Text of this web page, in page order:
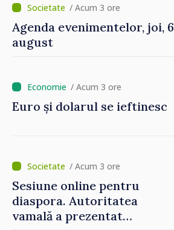
premierul Vasile Tofan, în
vizită la AGE
/ Acum 3 ore
Agenda evenimentelor, joi, 6
august
/ Acum 3 ore
Euro și dolarul se ieftinesc
/ Acum 3 ore
Sesiune online pentru
diaspora. Autoritatea
vamală a prezentat